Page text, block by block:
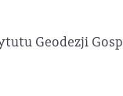
Geodezji